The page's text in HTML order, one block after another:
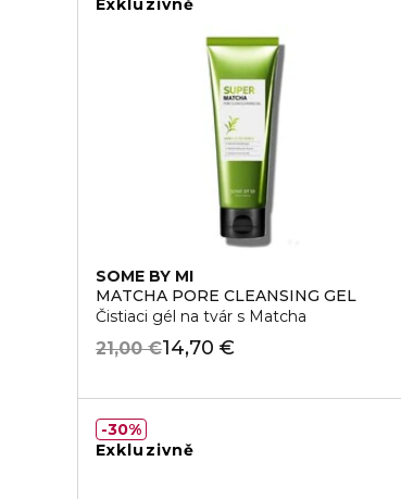
Exkluzivně
SOME BY MI
MATCHA PORE CLEANSING GEL
Čistiaci gél na tvár s Matcha
14,70 €
21,00 €
Exkluzivně
30%